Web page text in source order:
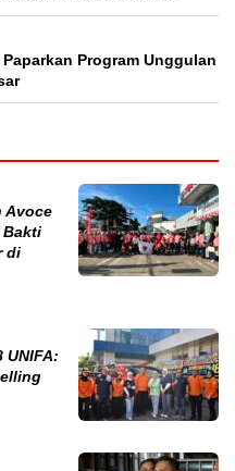
Program Unggulan
Avoce
Bakti
di
UNIFA: